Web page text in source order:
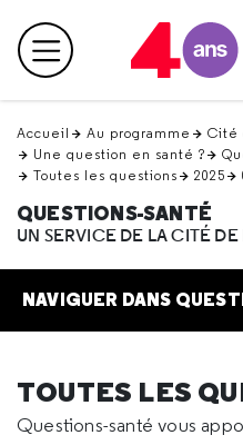
en
haut Menu principal
Accueil Au programme
Cité
Une question en santé ?
Toutes les questions
2025
QUESTIONS-SANTÉ
UN SERVICE DE LA CITÉ DE
NAVIGUER DANS
TOUTES LES
Questions-santé vous